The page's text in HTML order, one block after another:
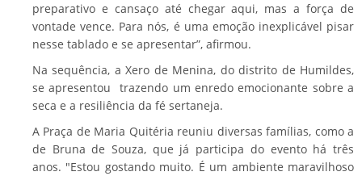
preparativo e cansaço até chegar aqui, mas a força de
vontade vence. Para nós, é uma emoção inexplicável pisar
nesse tablado e se apresentar”, afirmou.
Na sequência, a Xero de Menina, do distrito de Humildes,
se apresentou trazendo um enredo emocionante sobre a
seca e a resiliência da fé sertaneja.
A Praça de Maria Quitéria reuniu diversas famílias, como a
de Bruna de Souza, que já participa do evento há três
anos. "Estou gostando muito. É um ambiente maravilhoso